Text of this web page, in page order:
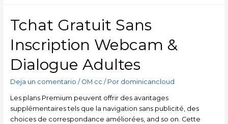
Tchat Gratuit Sans
Inscription Webcam &
Dialogue Adultes
Deja un comentario / OM cc / Por dominicancloud
Les plans Premium peuvent offrir des avantages
supplémentaires tels que la navigation sans publicité, des
choices de correspondance améliorées, and so on. Cette